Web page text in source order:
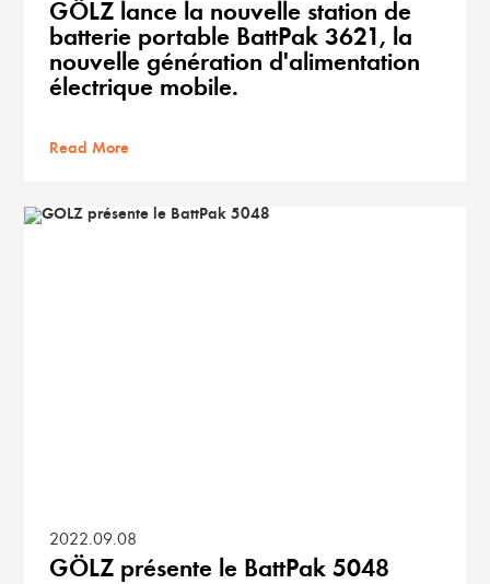
GÖLZ lance la nouvelle station de
batterie portable BattPak 3621, la
nouvelle génération d'alimentation
électrique mobile.
Read More
2022.09.08
GÖLZ présente le BattPak 5048